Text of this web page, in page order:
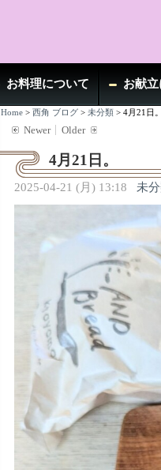
お料理について お献
Home> 西角 ブログ> 未分類> 4月21日。
Newer Older
4月21日。
2025-04-21 (月) 13:18 未